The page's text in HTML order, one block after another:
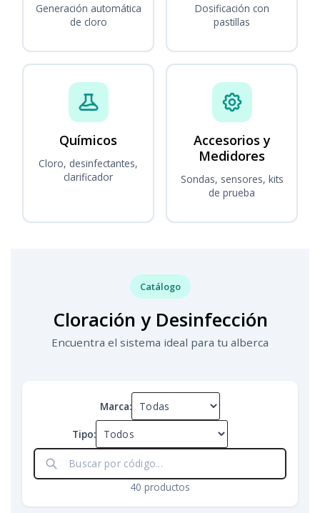
Generación automática
de cloro
Dosificación con
pastillas
Químicos
Cloro, desinfectantes,
clarificador
Accesorios y
Medidores
Sondas, sensores, kits
de prueba
Catálogo
Cloración y Desinfección
Encuentra el sistema ideal para tu alberca
Marca:
Tipo:
40 productos